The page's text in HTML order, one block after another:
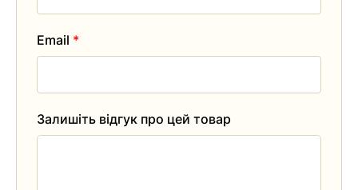
Залишіть відгук про цей товар
Email *